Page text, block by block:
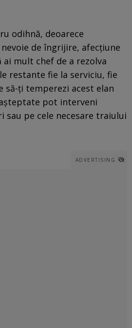
odihnă, deoarece
de îngrijire, afecțiune
ai mult chef de a rezolva
restante fie la serviciu, fie
să-ți temperezi acest elan
pot interveni
sau pe cele necesare traiului
ADVERTISING